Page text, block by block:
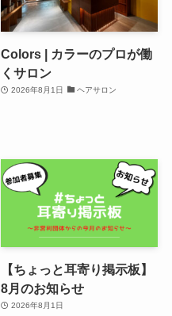
Colors | カラーのプロが働
くサロン
2026年8月1日 ヘアサロン
【ちょっと耳寄り掲示板】
8月のお知らせ
2026年8月1日